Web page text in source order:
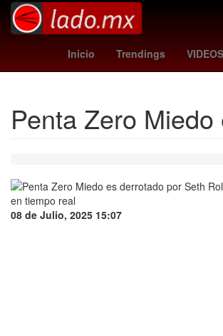
Inicio Trendings VIDEOS
mexico news
Penta Zero
08 de Julio, 2025 15:07